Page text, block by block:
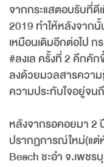
จากกระแสตอบรับที่ดี
2019 ทำให้หลังจากนั้
เหมือนเดิมอีกต่อไป
#ลงเล ครั้งที่ 2 คึกคัก
ลงด้วยมวลสารควา
ความประทับใจอยู่จ
หลังจากรอคอยมา 2
ปรากฏการณ์ใหม่(แต่
Beach ชะอำ จ.เพชร